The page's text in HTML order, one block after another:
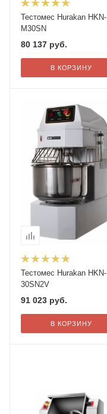
Тестомес Hurakan HKN-
M30SN
80 137 руб.
В КОРЗИНУ
Тестомес Hurakan HKN-
30SN2V
91 023 руб.
В КОРЗИНУ